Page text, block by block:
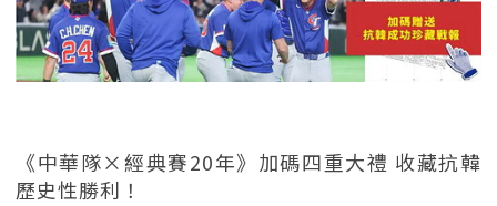
《中華隊×經典賽20年》加碼四重大禮 收藏抗韓
歷史性勝利！